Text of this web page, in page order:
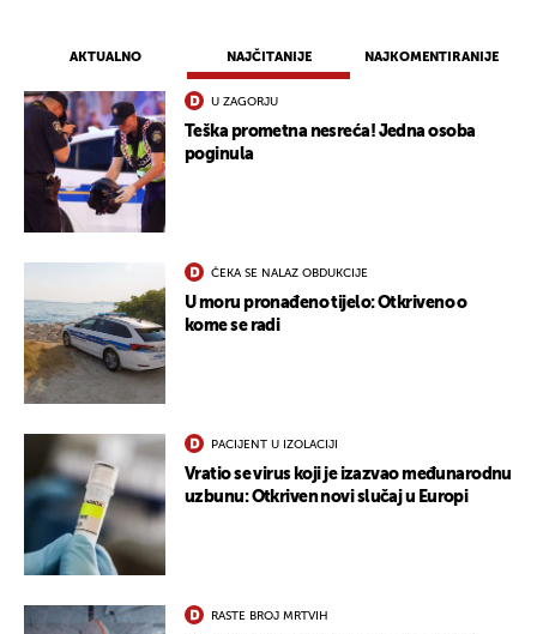
AKTUALNO NAJČITANIJE NAJKOMENTIRANIJE
U ZAGORJU
Teška prometna nesreća! Jedna osoba
poginula
ČEKA SE NALAZ OBDUKCIJE
U moru pronađeno tijelo: Otkriveno o
kome se radi
PACIJENT U IZOLACIJI
Vratio se virus koji je izazvao međunarodnu
uzbunu: Otkriven novi slučaj u Europi
RASTE BROJ MRTVIH